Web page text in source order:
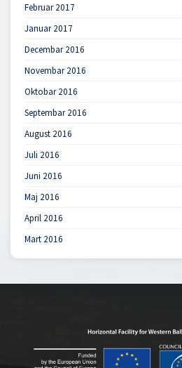
Februar 2017
Januar 2017
Decembar 2016
Novembar 2016
Oktobar 2016
Septembar 2016
August 2016
Juli 2016
Juni 2016
Maj 2016
April 2016
Mart 2016